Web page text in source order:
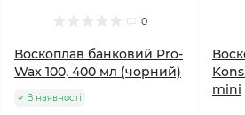
0
Воскоплав банковий Pro-
Wax 100, 400 мл (чорний)
В наявності
mini